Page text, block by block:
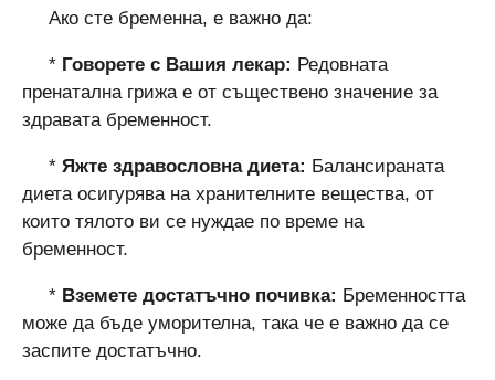
Ако сте бременна, е важно да:
* Говорете с Вашия лекар: Редовната
пренатална грижа е от съществено значение за
здравата бременност.
* Яжте здравословна диета: Балансираната
диета осигурява на хранителните вещества, от
които тялото ви се нуждае по време на
бременност.
* Вземете достатъчно почивка: Бременността
може да бъде уморителна, така че е важно да се
заспите достатъчно.